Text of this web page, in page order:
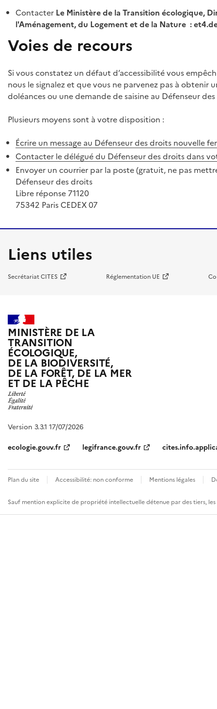
Contacter Le Ministère de la Transition écologique,
l'Aménagement, du Logement et de la Nature :
Voies de recours
Si vous constatez un défaut d’accessibilité vous
nous le signalez et que vous ne parvenez pas à
doléances ou une demande de saisine au Défenseur
Plusieurs moyens sont à votre disposition :
Écrire un message au Défenseur des droits nouvelle
Contacter le délégué du Défenseur des droits dans
Envoyer un courrier par la poste (gratuit, ne pas
Défenseur des droits
Libre réponse 71120
75342 Paris CEDEX 07
Liens utiles
Secrétariat CITES Réglementation UE
MINISTÈRE DE LA
TRANSITION
ÉCOLOGIQUE,
DE LA BIODIVERSITÉ,
DE LA FORÊT, DE LA MER
ET DE LA PÊCHE
Version 3.3.1 17/07/2026
ecologie.gouv.fr
legifrance.gouv.fr
Plan du site Accessibilité: non conforme Mentions légales
Sauf mention explicite de propriété intellectuelle détenue par des tiers,